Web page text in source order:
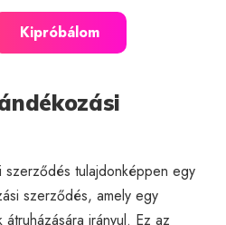
Kipróbálom
szerződés tulajdonképpen egy
szerződés, amely egy
irányul. Ez az